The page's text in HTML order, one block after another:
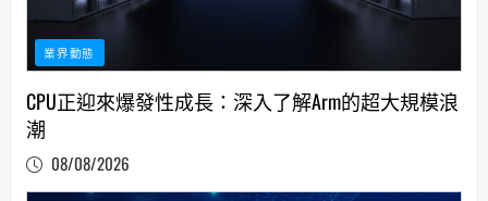
業界動態
CPU正迎來爆發性成長：深入了解Arm的超大規模浪
潮
08/08/2026